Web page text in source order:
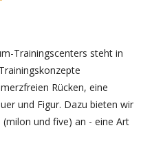
Trainingscenters steht in
Rücken, eine
und Figur. Dazu bieten wir
und five) an - eine Art